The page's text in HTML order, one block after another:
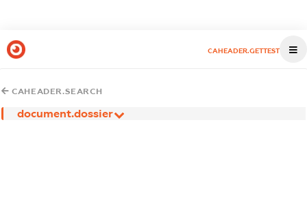
CAHEADER.GETTEST
CAHEADER.SEARCH
document.dossier